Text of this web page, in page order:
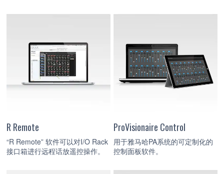
R Remote
“R Remote” 软件可以对I/O Rack
接口箱进行远程话放遥控操作。
ProVisionaire Control
用于雅马哈PA系统的可定制化的
控制面板软件。